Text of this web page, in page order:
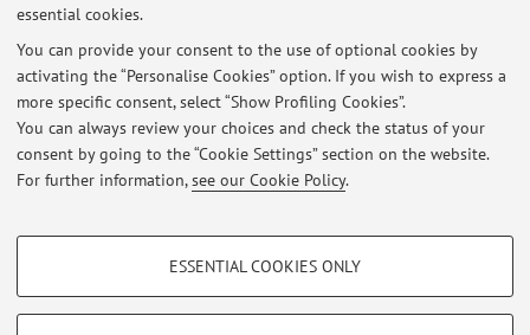
essential cookies.
You can provide your consent to the use of optional cookies by
activating the “Personalise Cookies” option. If you wish to express a
more specific consent, select “Show Profiling Cookies”.
You can always review your choices and check the status of your
consent by going to the “Cookie Settings” section on the website.
For further information,see our Cookie Policy.
PROFILING COOKIES - OPTIONAL
ESSENTIAL COOKIES ONLY
EMOPOIETICHE E CONCETTI DI IMMUNOTERAPIA"
Published on: June 22 2021
DATE E ORARI LEZIONI "BIOLOGIA DELLE CELLULE STAMINALI
EMOPOIETICHE E CONCETTI DI IMMUNOTERAPIA"
Published on: January 12 2021
Restricted area
Loginto manage all website contents.